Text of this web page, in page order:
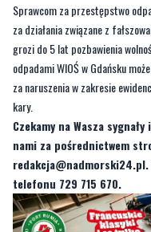
odpadami WIOŚ w Gdańsku
za naruszenia w zakresie
kary.
Czekamy na Wasza
nami za pośrednictwem
redakcja@nadmorski24.pl
telefonu 729 715 670.